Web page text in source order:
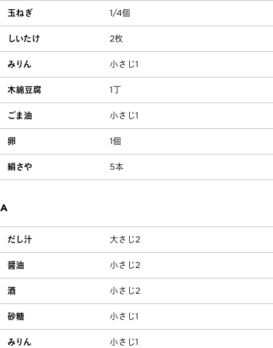
玉ねぎ 1/4個
しいたけ 2枚
みりん 小さじ1
木綿豆腐 1丁
ごま油 小さじ1
卵 1個
絹さや 5本
A
だし汁 大さじ2
醤油 小さじ2
酒 小さじ2
砂糖 小さじ1
みりん 小さじ1